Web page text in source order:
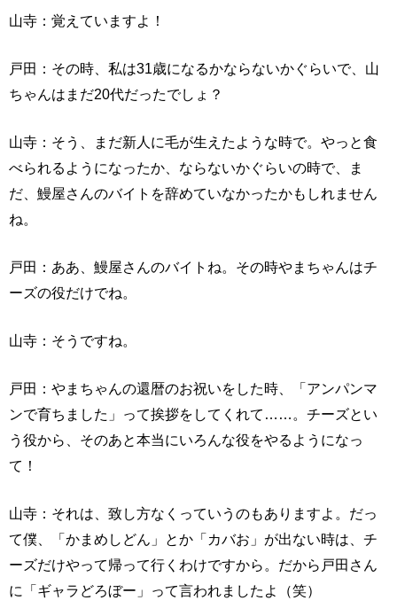
山寺：覚えていますよ！
戸田：その時、私は31歳になるかならないかぐらいで、山
ちゃんはまだ20代だったでしょ？
山寺：そう、まだ新人に毛が生えたような時で。やっと食
べられるようになったか、ならないかぐらいの時で、ま
だ、鰻屋さんのバイトを辞めていなかったかもしれません
ね。
戸田：ああ、鰻屋さんのバイトね。その時やまちゃんはチ
ーズの役だけでね。
山寺：そうですね。
戸田：やまちゃんの還暦のお祝いをした時、「アンパンマ
ンで育ちました」って挨拶をしてくれて……。チーズとい
う役から、そのあと本当にいろんな役をやるようになっ
て！
山寺：それは、致し方なくっていうのもありますよ。だっ
て僕、「かまめしどん」とか「カバお」が出ない時は、チ
ーズだけやって帰って行くわけですから。だから戸田さん
に「ギャラどろぼー」って言われましたよ（笑）